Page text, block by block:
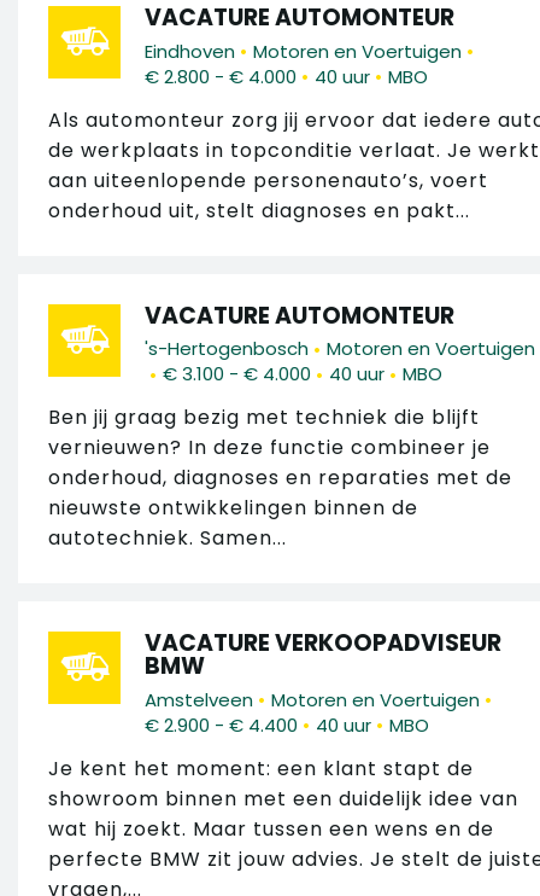
VACATURE AUTOMONTEUR
Eindhoven • Motoren en Voertuigen •
€ 2.800 - € 4.000 • 40 uur • MBO
Als automonteur zorg jij ervoor dat iedere
de werkplaats in topconditie verlaat. Je werkt
aan uiteenlopende personenauto’s, voert
onderhoud uit, stelt diagnoses en pakt...
VACATURE AUTOMONTEUR
's-Hertogenbosch • Motoren en Voertuigen
• € 3.100 - € 4.000 • 40 uur • MBO
Ben jij graag bezig met techniek die blijft
vernieuwen? In deze functie combineer je
onderhoud, diagnoses en reparaties met de
nieuwste ontwikkelingen binnen de
autotechniek. Samen...
VACATURE VERKOOPADVISEUR
BMW
Amstelveen • Motoren en Voertuigen •
€ 2.900 - € 4.400 • 40 uur • MBO
Je kent het moment: een klant stapt de
showroom binnen met een duidelijk idee van
wat hij zoekt. Maar tussen een wens en de
perfecte BMW zit jouw advies. Je stelt de
vragen,...